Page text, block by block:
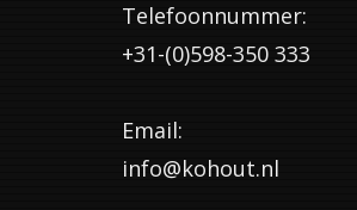
Telefoonnummer:
+31-(0)598-350 333
Email:
info@kohout.nl